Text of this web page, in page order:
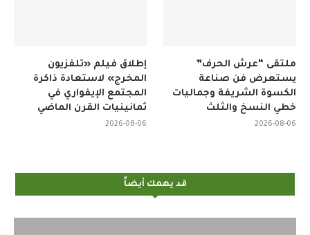
إطلاق فيلم «تلفزيون
المخرج» لاستعادة ذاكرة
المجتمع الإيفواري في
ثمانينيات القرن الماضي
2026-08-06
ملتقى “عرش الحرف”
يستعرض فن صناعة
الكسوة الشريفة وجماليات
خطي النسخ والثلث
2026-08-06
قد يهمك أيضاً